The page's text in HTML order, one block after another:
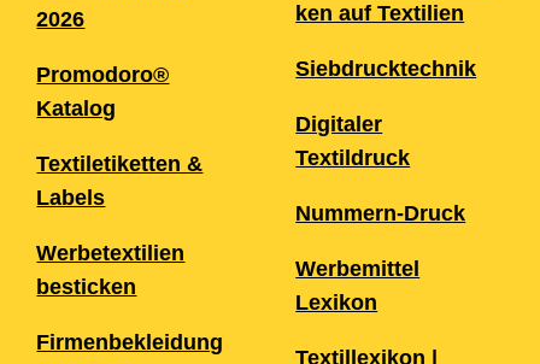
2026
Promodoro®
Katalog
Textiletiketten &
Labels
Werbetextilien
besticken
Firmenbekleidung
ken auf Textilien
Siebdrucktechnik
Digitaler
Textildruck
Nummern-Druck
Werbemittel
Lexikon
Textillexikon |